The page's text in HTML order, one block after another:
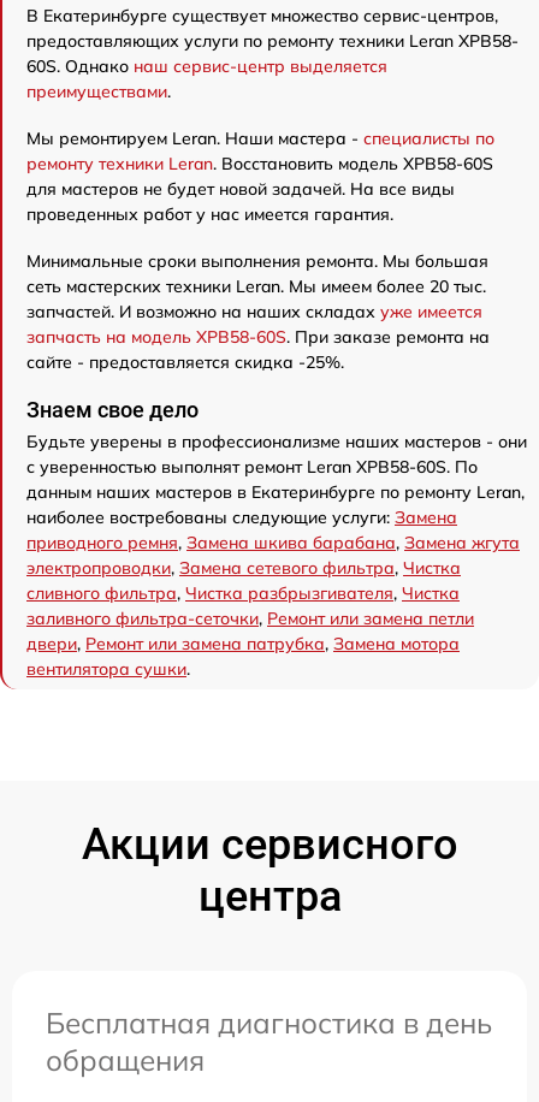
В Екатеринбурге существует множество сервис-центров,
предоставляющих услуги по ремонту техники Leran XPB58-
60S. Однако наш сервис-центр выделяется
преимуществами.
Мы ремонтируем Leran. Наши мастера - специалисты по
ремонту техники Leran. Восстановить модель XPB58-60S
для мастеров не будет новой задачей. На все виды
проведенных работ у нас имеется гарантия.
Минимальные сроки выполнения ремонта. Мы большая
сеть мастерских техники Leran. Мы имеем более 20 тыс.
запчастей. И возможно на наших складах уже имеется
запчасть на модель XPB58-60S. При заказе ремонта на
сайте - предоставляется скидка -25%.
Знаем свое дело
Будьте уверены в профессионализме наших мастеров - они
с уверенностью выполнят ремонт Leran XPB58-60S. По
данным наших мастеров в Екатеринбурге по ремонту Leran,
наиболее востребованы следующие услуги: Замена
приводного ремня, Замена шкива барабана, Замена жгута
электропроводки, Замена сетевого фильтра, Чистка
сливного фильтра, Чистка разбрызгивателя, Чистка
заливного фильтра-сеточки, Ремонт или замена петли
двери, Ремонт или замена патрубка, Замена мотора
вентилятора сушки.
Акции сервисного
центра
Бесплатная диагностика в день
обращения